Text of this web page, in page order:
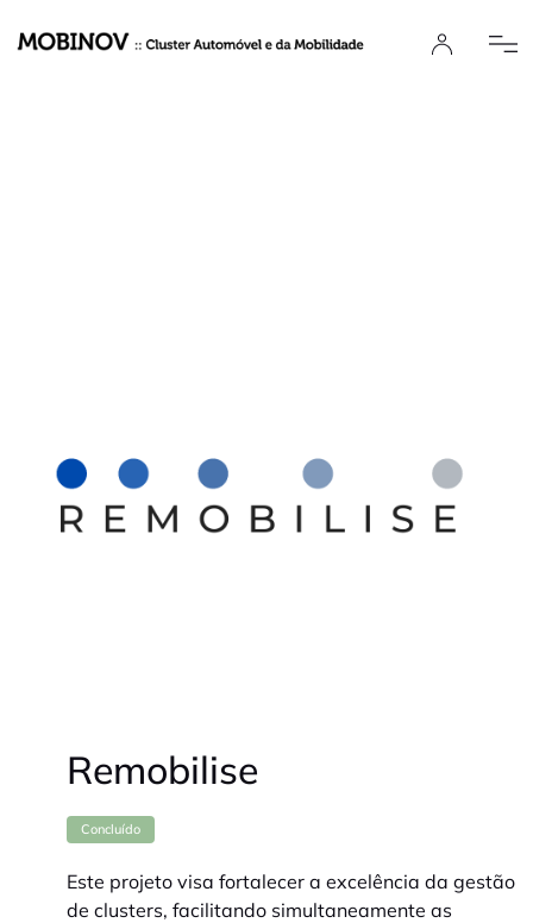
Remobilise
Concluído
Este projeto visa fortalecer a excelência da gestão
de clusters, facilitando simultaneamente as